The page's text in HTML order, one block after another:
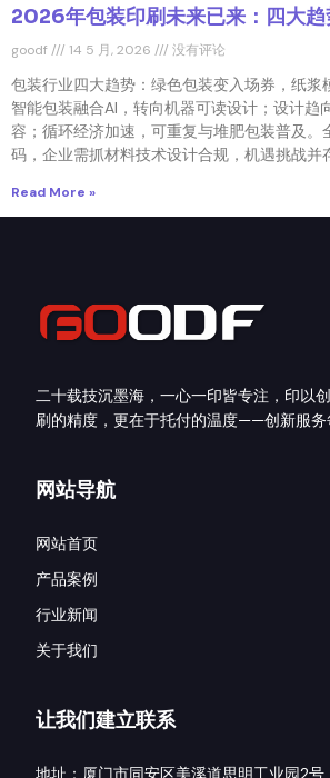
2026年包装印刷未来已来：四大趋
goodf 14 5 月, 2026 没有评论
包装行业四大趋势：绿色包装变入场券，纸浆
智能包装融合AI，转向机器可读设计；设计趋
容；循环经济加速，可重复与堆肥包装普及。
码，企业需抓材料技术设计合规，机遇挑战并
Read More »
二十载技沉墨海，一心一印皆专注，印以
刷的精度，更在于托付的温度——创新服务
网站导航
网站首页
产品案例
行业新闻
关于我们
让我们建立联系
地址：厦门市同安区美溪道思明工业园2号